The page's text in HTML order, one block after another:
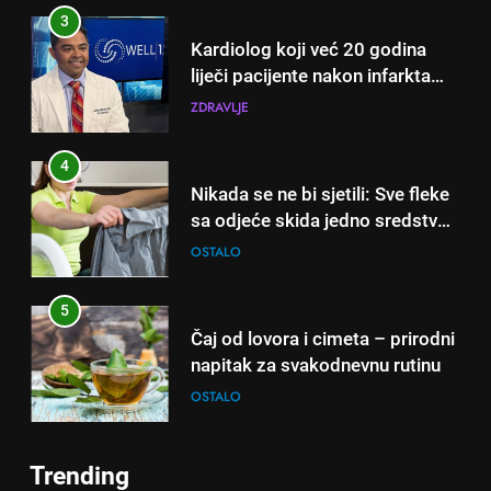
dana!
4
Nikada se ne bi sjetili: Sve fleke
sa odjeće skida jedno sredstvo
5
Čaj od lovora i cimeta – prirodni
napitak za svakodnevnu rutinu
6
ČISTAČ JETRE: Uzmite gutljaj
na prazan stomak i crijeva će
7
Trending
5